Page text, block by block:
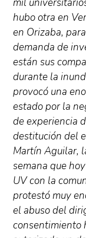
mil
hubo otra en
en Orizaba,
demanda de
están sus
durante la
provocó una
estado por la
de experiencia
destitución del
Martín Aguilar,
semana que
UV con la
protestó muy
el abuso del
consentimiento